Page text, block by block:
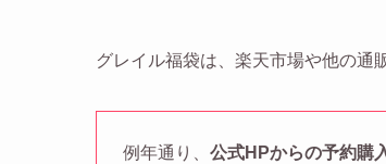
グレイル福袋は、楽天市場や他の通
例年通り、 公式HPからの予約購